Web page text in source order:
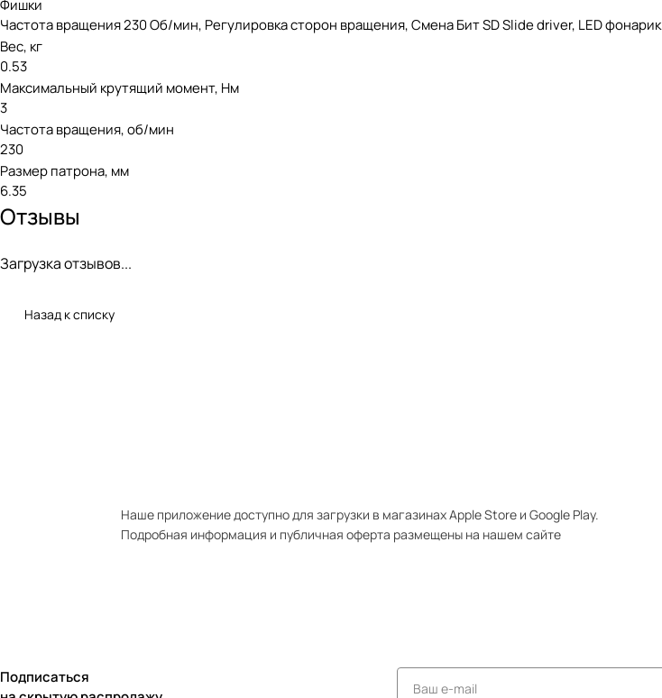
Фишки
Частота вращения 230 Об/мин, Регулировка сторон вращения, Смена Бит SD Slide driver, LED фонарик
Вес, кг
0.53
Максимальный крутящий момент, Нм
3
Частота вращения, об/мин
230
Размер патрона, мм
6.35
Отзывы
Загрузка отзывов...
Назад к списку
Наше приложение доступно для загрузки в магазинах Apple Store и Google Play.
Подробная информация и публичная оферта размещены на нашем сайте
Подписаться